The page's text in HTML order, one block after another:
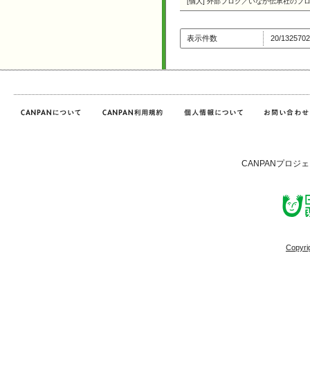
表示件数 20/
CANPANプロジ